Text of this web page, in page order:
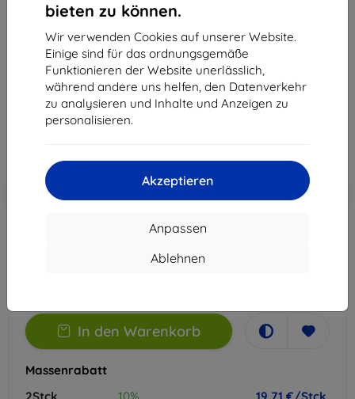
bieten zu können.
Wir verwenden Cookies auf unserer Website.
Einige sind für das ordnungsgemäße
Funktionieren der Website unerlässlich,
während andere uns helfen, den Datenverkehr
zu analysieren und Inhalte und Anzeigen zu
personalisieren.
Akzeptieren
Anpassen
Ablehnen
3mk 1UP Schutzfolie für OnePlus 13R
Geeignet für: OnePlus 13R
21,90 €
19,71 €
-10%
Rabatt mit Gutschein
EXTRA10
Warenkorb
In den Warenkorb
Massenrabatt